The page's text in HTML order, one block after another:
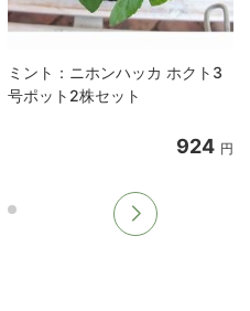
ミント：ニホンハッカ ホクト3
号ポット2株セット
924 円